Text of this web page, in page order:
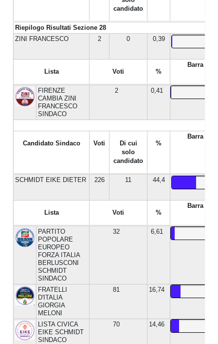
Riepilogo Risultati Sezione 28
candidato
ZINI FRANCESCO 2 0 0,39
Lista Voti %
Barra %
FIRENZE
CAMBIA ZINI
FRANCESCO
SINDACO
2 0,41
Candidato Sindaco Voti
Di cui
solo
candidato
%
Barra %
SCHMIDT EIKE DIETER 226 11 44,4
Lista Voti %
Barra %
PARTITO
POPOLARE
EUROPEO
FORZA ITALIA
BERLUSCONI
SCHMIDT
SINDACO
32 6,61
FRATELLI
D'ITALIA
GIORGIA
MELONI
81 16,74
LISTA CIVICA
EIKE SCHMIDT
SINDACO
70 14,46